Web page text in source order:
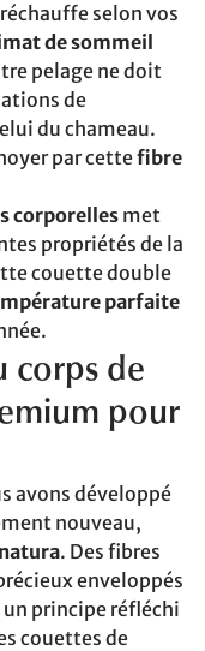
selon vos
de sommeil
pelage ne doit
de
du chameau.
par cettefibre
corporellesmet
propriétés de la
couette double
parfaite
corps de
pour
avons développé
nouveau,
. Des fibres
enveloppés
principe réfléchi
couettes de